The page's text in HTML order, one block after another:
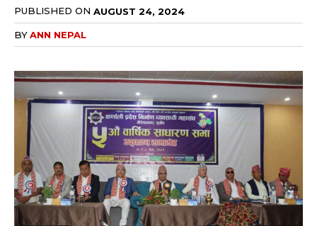
PUBLISHED ON AUGUST 24, 2024
BYANN NEPAL